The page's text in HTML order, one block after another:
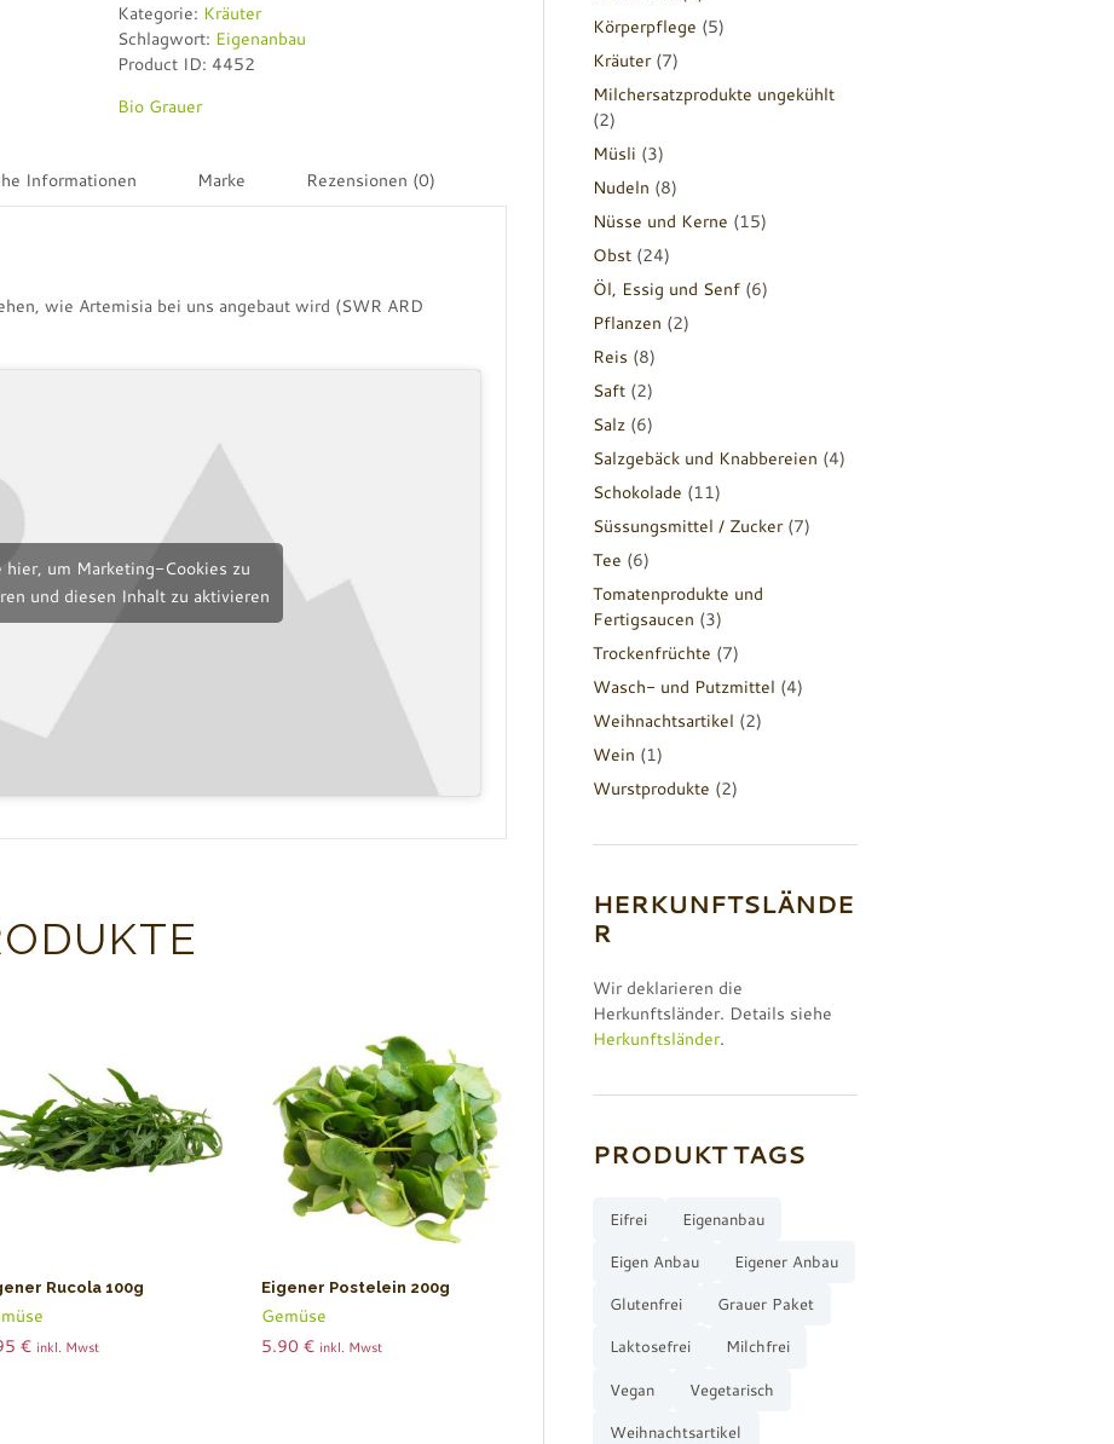
e
:
Kategorie: Kräuter
Schlagwort: Eigenanbau
Product ID: 4452
Bio Grauer
Informationen Marke Rezensionen (0)
wie Artemisia bei uns angebaut wird (SWR ARD
hier, um Marketing-Cookies zu
und diesen Inhalt zu aktivieren
Rucola 100g
€ inkl. Mwst
Eigener Postelein 200g
Gemüse
5.90 € inkl. Mwst
Körperpflege (5)
Kräuter (7)
Milchersatzprodukte ungekühlt
(2)
Müsli (3)
Nudeln (8)
Nüsse und Kerne (15)
Obst (24)
Öl, Essig und Senf (6)
Pflanzen (2)
Reis (8)
Saft (2)
Salz (6)
Salzgebäck und Knabbereien (4)
Schokolade (11)
Süssungsmittel / Zucker (7)
Tee (6)
Tomatenprodukte und
Fertigsaucen (3)
Trockenfrüchte (7)
Wasch- und Putzmittel (4)
Weihnachtsartikel (2)
Wein (1)
Wurstprodukte (2)
HERKUNFTSLÄNDE
R
Wir deklarieren die
Herkunftsländer. Details siehe
Herkunftsländer.
PRODUKT TAGS
Eifrei
Eigenanbau
Eigen Anbau
Eigener Anbau
Glutenfrei
Grauer Paket
Laktosefrei
Milchfrei
Vegan
Vegetarisch
Weihnachtsartikel